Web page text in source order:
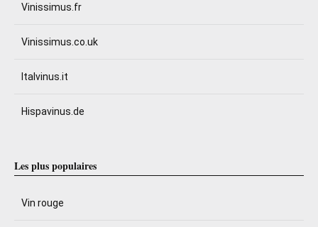
Vinissimus.fr
Vinissimus.co.uk
Italvinus.it
Hispavinus.de
Les plus populaires
Vin rouge